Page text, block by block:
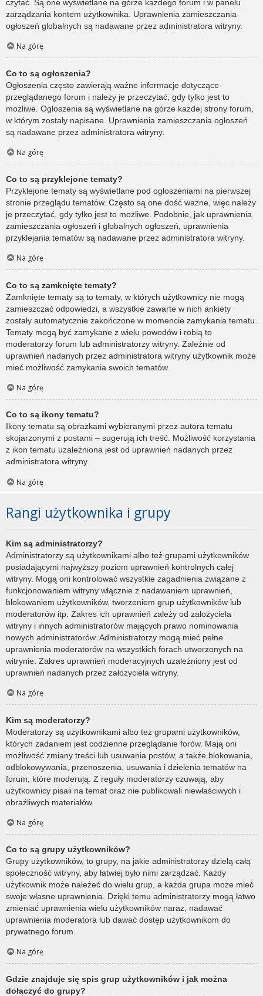
czytać. Są one wyświetlane na górze każdego forum i w panelu
zarządzania kontem użytkownika. Uprawnienia zamieszczania
ogłoszeń globalnych są nadawane przez administratora witryny.
Na górę
Co to są ogłoszenia?
Ogłoszenia często zawierają ważne informacje dotyczące
przeglądanego forum i należy je przeczytać, gdy tylko jest to
możliwe. Ogłoszenia są wyświetlane na górze każdej strony forum,
w którym zostały napisane. Uprawnienia zamieszczania ogłoszeń
są nadawane przez administratora witryny.
Na górę
Co to są przyklejone tematy?
Przyklejone tematy są wyświetlane pod ogłoszeniami na pierwszej
stronie przeglądu tematów. Często są one dość ważne, więc należy
je przeczytać, gdy tylko jest to możliwe. Podobnie, jak uprawnienia
zamieszczania ogłoszeń i globalnych ogłoszeń, uprawnienia
przyklejania tematów są nadawane przez administratora witryny.
Na górę
Co to są zamknięte tematy?
Zamknięte tematy są to tematy, w których użytkownicy nie mogą
zamieszczać odpowiedzi, a wszystkie zawarte w nich ankiety
zostały automatycznie zakończone w momencie zamykania tematu.
Tematy mogą być zamykane z wielu powodów i robią to
moderatorzy forum lub administratorzy witryny. Zależnie od
uprawnień nadanych przez administratora witryny użytkownik może
mieć możliwość zamykania swoich tematów.
Na górę
Co to są ikony tematu?
Ikony tematu są obrazkami wybieranymi przez autora tematu
skojarzonymi z postami – sugerują ich treść. Możliwość korzystania
z ikon tematu uzależniona jest od uprawnień nadanych przez
administratora witryny.
Na górę
Rangi użytkownika i grupy
Kim są administratorzy?
Administratorzy są użytkownikami albo też grupami użytkowników
posiadającymi najwyższy poziom uprawnień kontrolnych całej
witryny. Mogą oni kontrolować wszystkie zagadnienia związane z
funkcjonowaniem witryny włącznie z nadawaniem uprawnień,
blokowaniem użytkowników, tworzeniem grup użytkowników lub
moderatorów itp. Zakres ich uprawnień zależy od założyciela
witryny i innych administratorów mających prawo nominowania
nowych administratorów. Administratorzy mogą mieć pełne
uprawnienia moderatorów na wszystkich forach utworzonych na
witrynie. Zakres uprawnień moderacyjnych uzależniony jest od
uprawnień nadanych przez założyciela witryny.
Na górę
Kim są moderatorzy?
Moderatorzy są użytkownikami albo też grupami użytkowników,
których zadaniem jest codzienne przeglądanie forów. Mają oni
możliwość zmiany treści lub usuwania postów, a także blokowania,
odblokowywania, przenoszenia, usuwania i dzielenia tematów na
forum, które moderują. Z reguły moderatorzy czuwają, aby
użytkownicy pisali na temat oraz nie publikowali niewłaściwych i
obraźliwych materiałów.
Na górę
Co to są grupy użytkowników?
Grupy użytkowników, to grupy, na jakie administratorzy dzielą całą
społeczność witryny, aby łatwiej było nimi zarządzać. Każdy
użytkownik może należeć do wielu grup, a każda grupa może mieć
swoje własne uprawnienia. Dzięki temu administratorzy mogą łatwo
zmieniać uprawnienia wielu użytkowników naraz, nadawać
uprawnienia moderatora lub dawać dostęp użytkownikom do
prywatnego forum.
Na górę
Gdzie znajduje się spis grup użytkowników i jak można
dołączyć do grupy?